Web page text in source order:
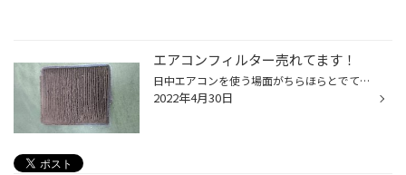
エアコンフィルター売れてます！
日中エアコンを使う場面がちらほらとでてきていませんか？ エアコンフィルターは交換しないと、中に溜まった埃やカビを車内に循環させてしまい、その空気を吸ってしまいます、、、衛生的にもよろしくありませんよね それだけではなくて、詰まった埃のせいで風通しが悪くなってるかも・・・ エアコン...
2022年4月30日